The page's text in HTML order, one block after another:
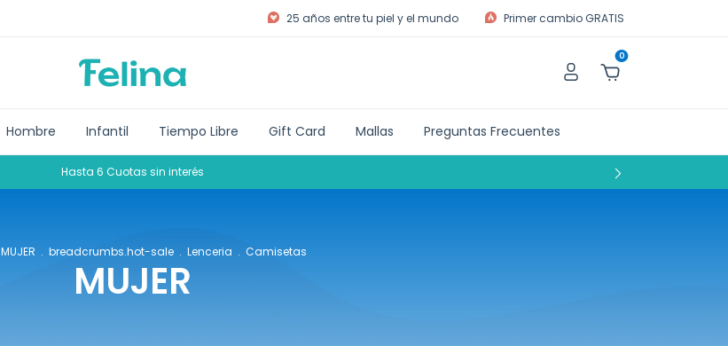
25 años entre tu piel y el mundo Primer cambio GRATIS
0
Hombre Infantil Tiempo Libre Gift Card Mallas Preguntas Frecuentes
Hasta 6 Cuotas sin interés
MUJER . breadcrumbs.hot-sale . Lenceria . Camisetas
MUJER